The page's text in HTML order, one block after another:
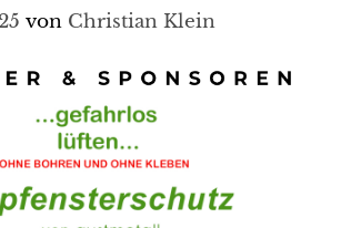
von Christian Klein